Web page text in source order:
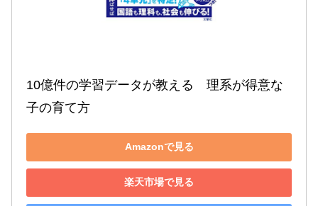
10億件の学習データが教える　理系が得意な
子の育て方
Amazonで見る
楽天市場で見る